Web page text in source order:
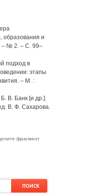
образования и
– № 2. – С. 99–
подход в
этапы
– М. :
В. Банк [и др.].
В. Ф. Сахарова.
фрагмент